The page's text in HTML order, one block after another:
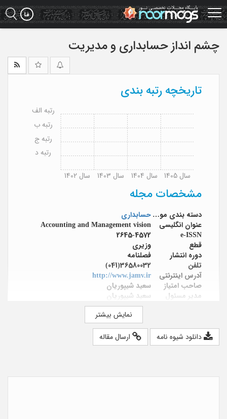
Skip
to
main
چشم انداز حسابداری و مدیریت
تاریخچه رتبه بندی
سال 1402 سال 1403 سال 1404 سال 1405
رتبه د
رتبه ج
رتبه ب
رتبه الف
مشخصات مجله
دسته بندی موضوعیحسابداری
عنوان انگلیسی
Accounting and Management vision
e-ISSN
2645-4572
قطع
وزیری
دوره انتشار
فصلنامه
تلفن
36580032(041)
آدرس اینترنتی
http://www.jamv.ir
صاحب امتیاز
سعید شیپوریان
مدیر مسئول
سعید شیپوریان
دکتر رسول برادران حسن‌زاده؛ دکتر یونس
بادآور نهندی؛ دکتر حسین پناهیان؛ دکتر
دکتر مجتبی رمضانی؛ دکتر مهدی زینالی؛
دکتر حیدر محمدزاده سالطه؛ دکتر رسول
نخعی؛ دکتر آرش درخشان مهر؛ دکتر مینو
نمایش بیشتر
دانلود شیوه نامه ارسال مقاله